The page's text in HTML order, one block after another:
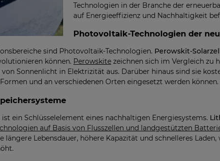
Technologien in der Branche der
auf Energieeffizienz und Nachhaltigkeit
Photovoltaik-Technologien der
sind Photovoltaik-Technologien. Perowskit-
können. Perowskite zeichnen sich im Vergleich zu
Sonnenlicht in Elektrizität aus. Darüber hinaus sind sie
und an verschiedenen Orten eingesetzt werden können.
ein Schlüsselelement eines nachhaltigen Energiesystems.
auf Basis von Flusszellen und landgestützten
längere Lebensdauer, höhere Kapazität und schnelleres